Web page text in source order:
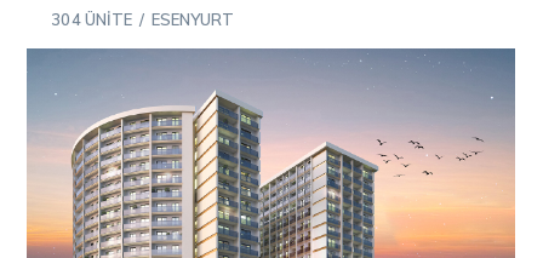
304 ÜNITE / ESENYURT